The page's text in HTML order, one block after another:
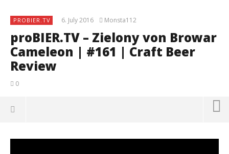
PROBIER.TV 6. July 2016 Monsta112
proBIER.TV – Zielony von Browar
Cameleon | #161 | Craft Beer
Review
0